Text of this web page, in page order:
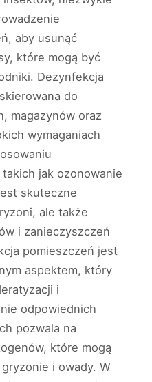
aby usunąć
które mogą być
Dezynfekcja
do
magazynów oraz
wymaganiach
jak ozonowanie
skuteczne
ale także
i zanieczyszczeń
pomieszczeń jest
aspektem, który
i
odpowiednich
pozwala na
które mogą
i owady. W